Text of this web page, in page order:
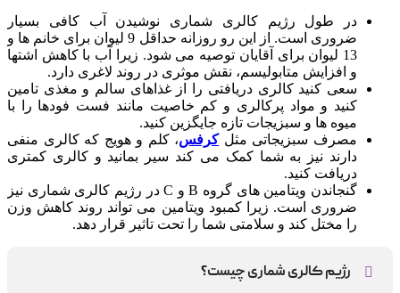
در طول رژیم کالری شماری نوشیدن آب کافی بسیار
ضروری است. از این رو روزانه حداقل 9 لیوان برای خانم ها و
13 لیوان برای آقایان توصیه می شود. زیرا آب با کاهش اشتها
و افزایش متابولیسم، نقش موثری در روند لاغری دارد.
سعی کنید کالری دریافتی را از غذاهای سالم و مغذی تامین
کنید و مواد پرکالری و کم خاصیت مانند فست فودها را با
میوه ها و سبزیجات تازه جایگزین کنید.
مصرف سبزیجاتی مثلکرفس، کلم و هویج که کالری منفی
دارند نیز به شما کمک می کند سیر بمانید و کالری کمتری
دریافت کنید.
گنجاندن ویتامین های گروه B و C در رژیم کالری شماری نیز
ضروری است. زیرا کمبود ویتامین می تواند روند کاهش وزن
را مختل کند و سلامتی شما را تحت تاثیر قرار دهد.
رژیم کالری شماری چیست؟